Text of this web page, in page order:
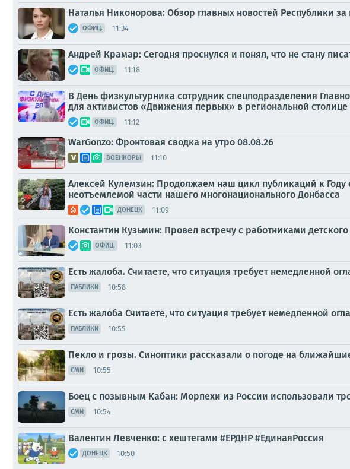
Наталья Никонорова: Обзор главных новостей Республики
ОФИЦ. 11:34
Андрей Крамар: Сегодня проснулся и понял, что не стану
ОФИЦ. 11:18
В День физкультурника сотрудник спецподразделения
для активистов «Движения первых» в региональной столице
ОФИЦ. 11:12
WarGonzo: Фронтовая сводка на утро 08.08.26
ВОЕНКОРЫ 11:10
Алексей Кулемзин: Продолжаем наш цикл публикаций к
неотъемлемой части нашего многонационального Донбасса
ДОНЕЦК 11:09
Константин Кузьмин: Провел встречу с работниками
ОФИЦ. 11:03
Есть жалоба. Считаете, что ситуация требует немедленной
ПАБЛИКИ 10:58
Есть жалоба Считаете, что ситуация требует немедленной
ПАБЛИКИ 10:55
Пекло и грозы. Синоптики рассказали о погоде на
СМИ 10:55
Боец с позывным Кабан: Морпехи из России использовали
СМИ 10:54
Валентин Левченко: с хештегами #ЕРДНР #ЕдинаяРоссия
ДОНЕЦК 10:50